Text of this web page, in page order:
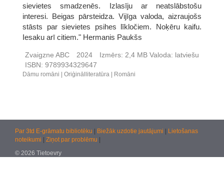
sievietes smadzenēs. Izlasīju ar neatslābstošu
interesi. Beigas pārsteidza. Vijīga valoda, aizraujošs
stāsts par sievietes psihes līkločiem. Noķēru kaifu.
Iesaku arī citiem." Hermanis Paukšs
Zvaigzne ABC 2024 Izmērs: 2,4 MB Valoda: latviešu
ISBN: 9789934329647
Dāmu romāni Oriģinālliteratūra Romāni
Par 3td E-grāmatu bibliotēku Biežāk uzdotie jautājumi
Lietošanas
noteikumi
Ziņot par problēmu
© 2026 Tietoevry